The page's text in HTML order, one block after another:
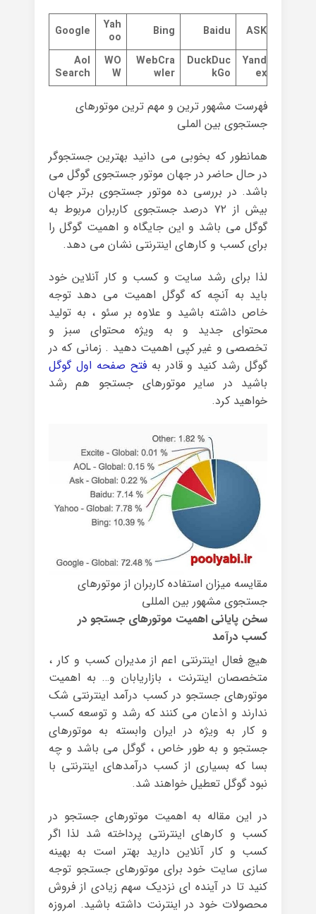
ASK
Baidu
Bing
Yah
oo
Google
Yand
ex
DuckDuc
kGo
WebCra
wler
WO
W
Aol
Search
فهرست مشهور ترین و مهم ترین موتورهای
جستجوی بین الملی
همانطور که بخوبی می دانید بهترین جستجوگر
در حال حاضر در جهان موتور جستجوی گوگل می
باشد. در بررسی ده موتور جستجوی برتر جهان
بیش از ۷۲ درصد جستجوی کاربران مربوط به
گوگل می باشد و این جایگاه و اهمیت گوگل را
برای کسب و کارهای اینترنتی نشان می دهد.
لذا برای رشد سایت و کسب و کار آنلاین خود
باید به آنچه که گوگل اهمیت می دهد توجه
خاص داشته باشید و علاوه بر سئو ، به تولید
محتوای جدید و به ویژه محتوای سبز و
تخصصی و غیر کپی اهمیت دهید . زمانی که در
گوگل رشد کنید و قادر بهفتح صفحه اول گوگل
باشید در سایر موتورهای جستجو هم رشد
خواهید کرد.
مقایسه میزان استفاده کاربران از موتورهای
جستجوی مشهور بین المللی
سخن پایانی اهمیت موتورهای جستجو در
کسب درآمد
هیچ فعال اینترنتی اعم از مدیران کسب و کار ،
متخصصان اینترنت ، بازاریابان و… به اهمیت
موتورهای جستجو در کسب درآمد اینترنتی شک
ندارند و اذعان می کنند که رشد و توسعه کسب
و کار به ویژه در ایران وابسته به موتورهای
جستجو و به طور خاص ، گوگل می باشد و چه
بسا که بسیاری از کسب درآمدهای اینترنتی با
نبود گوگل تعطیل خواهند شد.
در این مقاله به اهمیت موتورهای جستجو در
کسب و کارهای اینترنتی پرداخته شد لذا اگر
کسب و کار آنلاین دارید بهتر است به بهینه
سازی سایت خود برای موتورهای جستجو توجه
کنید تا در آینده ای نزدیک سهم زیادی از فروش
محصولات خود در اینترنت داشته باشید. امروزه